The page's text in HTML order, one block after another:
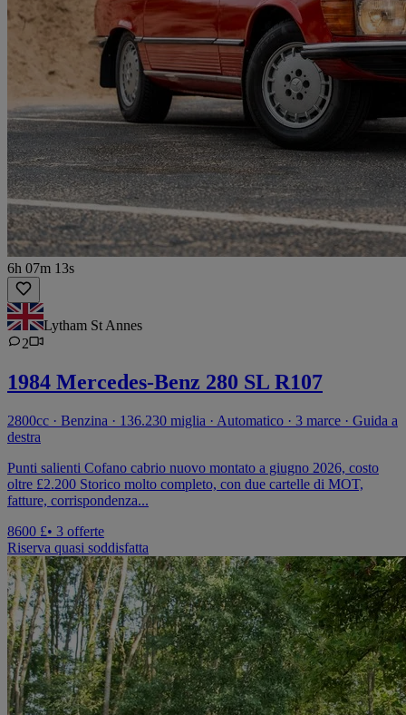
6h 07m 13s
Lytham St Annes
2
1984 Mercedes-Benz 280 SL R107
2800cc · Benzina · 136.230 miglia · Automatico · 3 marce · Guida a
destra
Punti salienti Cofano cabrio nuovo montato a giugno 2026, costo
oltre £2.200 Storico molto completo, con due cartelle di MOT,
fatture, corrispondenza...
8600 £• 3 offerte
Riserva quasi soddisfatta